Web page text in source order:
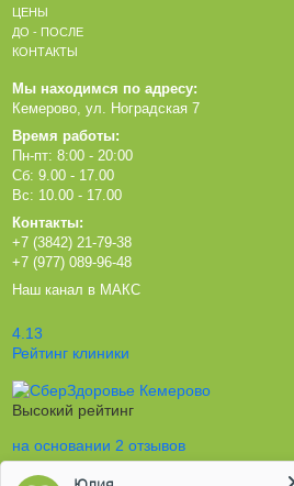
ЦЕНЫ
ДО - ПОСЛЕ
КОНТАКТЫ
Мы находимся по адресу:
Кемерово, ул. Ноградская 7
Время работы:
Пн-пт: 8:00 - 20:00
Сб: 9.00 - 17.00
Вс: 10.00 - 17.00
Контакты:
+7 (3842) 21-79-38
+7 (977) 089-96-48
Наш канал в МАКС
4.13
Рейтинг клиники
Высокий рейтинг
на основании 2 отзывов